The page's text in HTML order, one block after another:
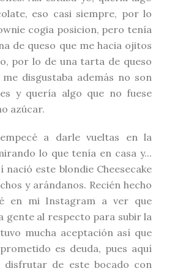
eso casi siempre, por lo
cogia posicion, pero tenía
de queso que me hacia ojitos
por lo de una tarta de queso
disgustaba además no son
y quería algo que no fuese
azúcar.
a darle vueltas en la
lo que tenía en casa y...
nació este blondie Cheesecake
y arándanos. Recién hecho
en mi Instagram a ver que
gente al respecto para subir la
mucha aceptación así que
es deuda, pues aquí
disfrutar de este bocado con